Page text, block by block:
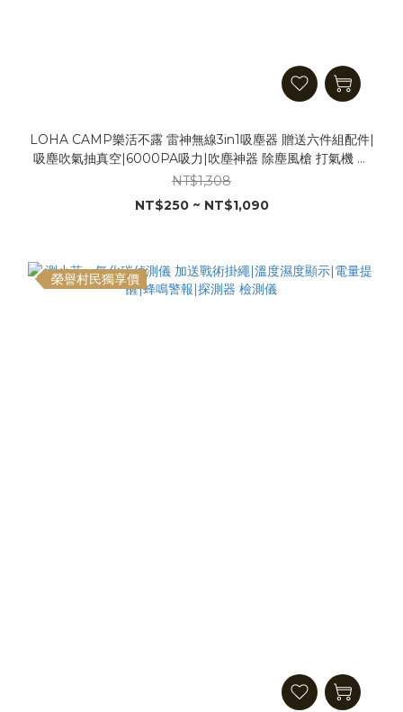
LOHA CAMP樂活不露 雷神無線3in1吸塵器 贈送六件組配件|
吸塵吹氣抽真空|6000PA吸力|吹塵神器 除塵風槍 打氣機 充
氣機 真空機
NT$1,308
NT$250 ~ NT$1,090
榮譽村民獨享價